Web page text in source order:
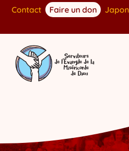
Contact Faire un don